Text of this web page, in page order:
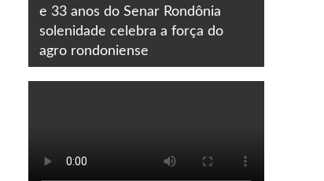
e 33 anos do Senar Rondônia
solenidade celebra a força do
agro rondoniense